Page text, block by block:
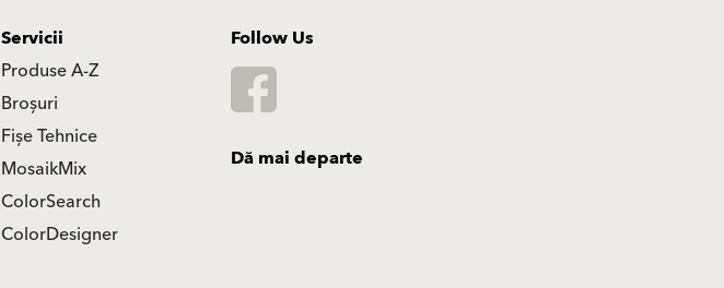
Servicii
Produse A-Z
Broșuri
Fișe Tehnice
MosaikMix
ColorSearch
ColorDesigner
Follow Us
Dă mai departe